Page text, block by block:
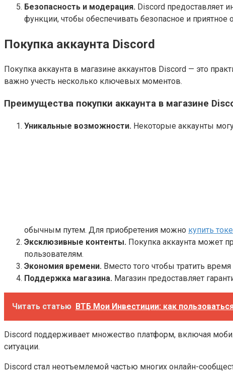
Безопасность и модерация. Discord предоставляет
функции, чтобы обеспечивать безопасное и приятное
Покупка аккаунта Discord
Покупка аккаунта в магазине аккаунтов Discord — это
важно учесть несколько ключевых моментов.
Преимущества покупки аккаунта в магазине
Уникальные возможности. Некоторые аккаунты
обычным путем. Для приобретения можно купить
Эксклюзивные контенты. Покупка аккаунта может
пользователям.
Экономия времени. Вместо того чтобы тратить
Поддержка магазина. Магазин предоставляет
Читать статью ВТБ Мои Инвестиции: как
Discord поддерживает множество платформ, включая
ситуации.
Discord стал неотъемлемой частью многих онлайн-